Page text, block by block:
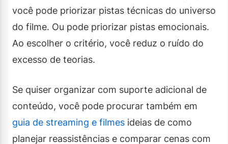
você pode priorizar pistas técnicas do universo
do filme. Ou pode priorizar pistas emocionais.
Ao escolher o critério, você reduz o ruído do
excesso de teorias.
Se quiser organizar com suporte adicional de
conteúdo, você pode procurar também em
guia de streaming e filmes ideias de como
planejar reassistências e comparar cenas com